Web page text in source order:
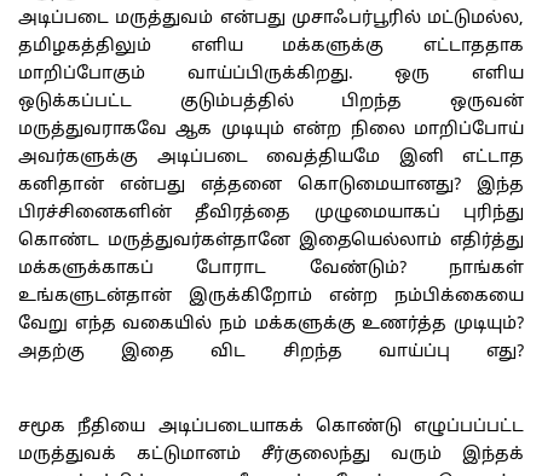
அடிப்படை மருத்துவம் என்பது முசாஃபர்பூரில் மட்டுமல்ல,
தமிழகத்திலும் எளிய மக்களுக்கு எட்டாததாக
மாறிப்போகும் வாய்ப்பிருக்கிறது. ஒரு எளிய
ஒடுக்கப்பட்ட குடும்பத்தில் பிறந்த ஒருவன்
மருத்துவராகவே ஆக முடியும் என்ற நிலை மாறிப்போய்
அவர்களுக்கு அடிப்படை வைத்தியமே இனி எட்டாத
கனிதான் என்பது எத்தனை கொடுமையானது? இந்த
பிரச்சினைகளின் தீவிரத்தை முழுமையாகப் புரிந்து
கொண்ட மருத்துவர்கள்தானே இதையெல்லாம் எதிர்த்து
மக்களுக்காகப் போராட வேண்டும்? நாங்கள்
உங்களுடன்தான் இருக்கிறோம் என்ற நம்பிக்கையை
வேறு எந்த வகையில் நம் மக்களுக்கு உணர்த்த முடியும்?
அதற்கு இதை விட சிறந்த வாய்ப்பு எது?
சமூக நீதியை அடிப்படையாகக் கொண்டு எழுப்பப்பட்ட
மருத்துவக் கட்டுமானம் சீர்குலைந்து வரும் இந்தக்